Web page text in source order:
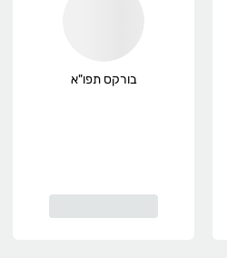
בורקס תפו"א